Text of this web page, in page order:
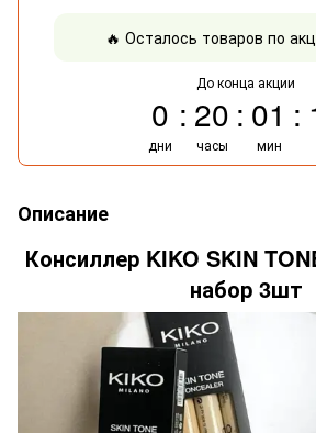
🔥 Осталось товаров по
До конца акции
0
дни
20
часы
01
мин
Описание
Консиллер KIKO SKIN
набор 3шт